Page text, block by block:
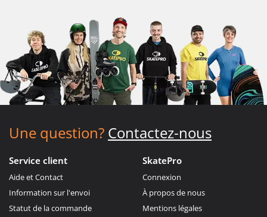
Une question? Contactez-nous
Service client
Aide et Contact
Information sur l'envoi
Statut de la commande
SkatePro
Connexion
À propos de nous
Mentions légales